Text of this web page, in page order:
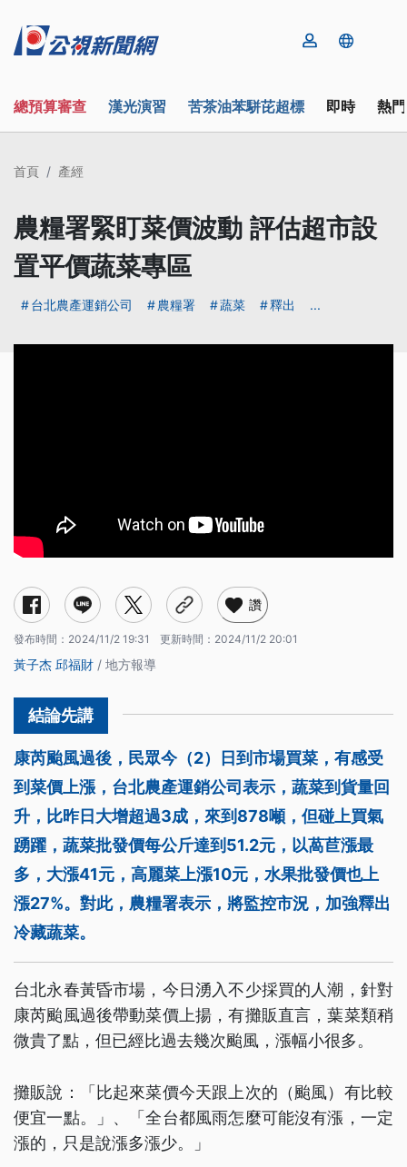
總預算審查 漢光演習 苦茶油苯駢芘超標 即時 熱
首頁 產經
農糧署緊盯菜價波動 評估超市設
置平價蔬菜專區
台北農產運銷公司 農糧署 蔬菜 釋出 ...
讚
發布時間： 2024/11/2 19:31 更新時間： 2024/11/2 20:01
黃子杰 邱福財 / 地方報導
康芮颱風過後，民眾今（2）日到市場買菜，有感受
到菜價上漲，台北農產運銷公司表示，蔬菜到貨量回
升，比昨日大增超過3成，來到878噸，但碰上買氣
踴躍，蔬菜批發價每公斤達到51.2元，以萵苣漲最
多，大漲41元，高麗菜上漲10元，水果批發價也上
漲27%。對此，農糧署表示，將監控市況，加強釋出
冷藏蔬菜。
台北永春黃昏市場，今日湧入不少採買的人潮，針對
康芮颱風過後帶動菜價上揚，有攤販直言，葉菜類稍
微貴了點，但已經比過去幾次颱風，漲幅小很多。
攤販說：「比起來菜價今天跟上次的（颱風）有比較
便宜一點。」、「全台都風雨怎麼可能沒有漲，一定
漲的，只是說漲多漲少。」